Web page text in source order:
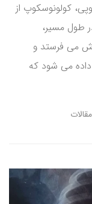
کولونوسکوپ از
طول مسیر،
می فرستد و
می شود که
مقالات